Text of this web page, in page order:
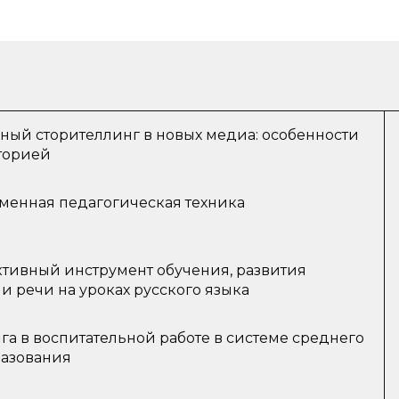
сторителлинг в новых медиа: особенности
педагогическая техника
инструмент обучения, развития
речи на уроках русского языка
в воспитательной работе в системе среднего